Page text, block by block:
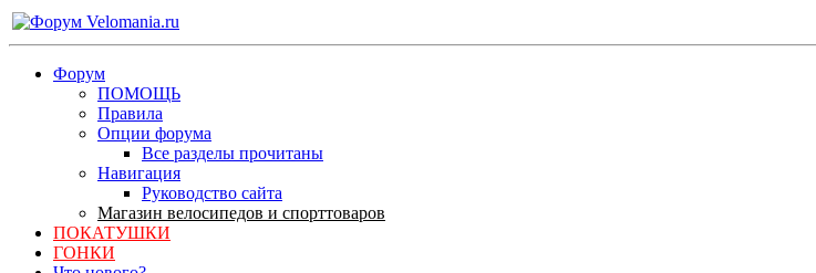
Форум
ПОМОЩЬ
Правила
Опции форума
Все разделы прочитаны
Навигация
Руководство сайта
Магазин велосипедов и спорттоваров
ПОКАТУШКИ
ГОНКИ